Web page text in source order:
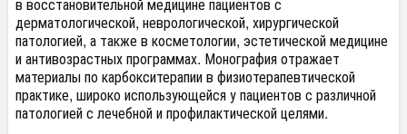
в восстановительной медицине пациентов с
дерматологической, неврологической, хирургической
патологией, а также в косметологии, эстетической медицине
и антивозрастных программах. Монография отражает
материалы по карбокситерапии в физиотерапевтической
практике, широко использующейся у пациентов с различной
патологией с лечебной и профилактической целями.